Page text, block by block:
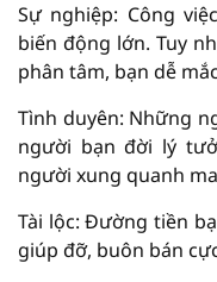
Sự nghiệp: Công
biến động lớn. Tuy
phân tâm, bạn dễ
Tình duyên: Những
người bạn đời lý
người xung quanh
Tài lộc: Đường tiền
giúp đỡ, buôn bán